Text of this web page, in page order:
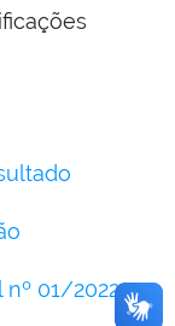
nº 01/2022